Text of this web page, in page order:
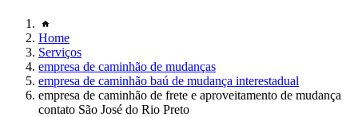
Home
Serviços
empresa de caminhão de mudanças
empresa de caminhão baú de mudança interestadual
empresa de caminhão de frete e aproveitamento de mudança
contato São José do Rio Preto